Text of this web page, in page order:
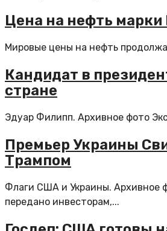
Цена на нефть
Мировые цены на нефть
Кандидат в
стране
Эдуар Филипп. Архивное фото
Премьер Украины
Трампом
Флаги США и Украины. Архивное
передано инвесторам,...